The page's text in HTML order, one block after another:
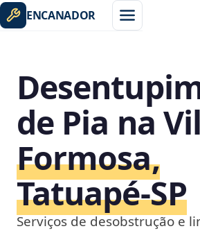
ENCANADOR
de Pia na
Formosa,
Tatuapé‑SP
Serviços de desobstrução e